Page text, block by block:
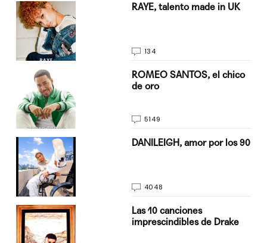
RAYE, talento made in UK
134
ROMEO SANTOS, el chico
de oro
5149
DANILEIGH, amor por los 90
4048
Las 10 canciones
imprescindibles de Drake